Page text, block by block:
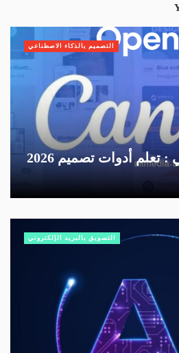
تعلم أدوات تصميم 2026
التصميم بالذكاء الاصطناعي
التسويق بالبريد الإلكتروني